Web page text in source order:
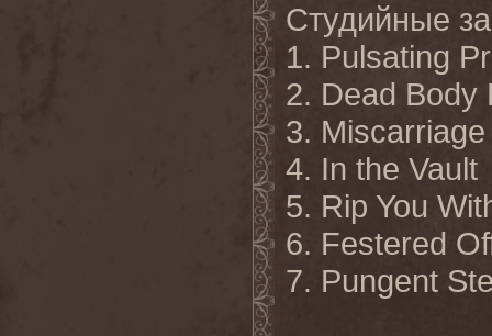
Студийные
1. Pulsating
2. Dead Body
3. Miscarriage
4. In the Vault
5. Rip You
6. Festered
7. Pungent